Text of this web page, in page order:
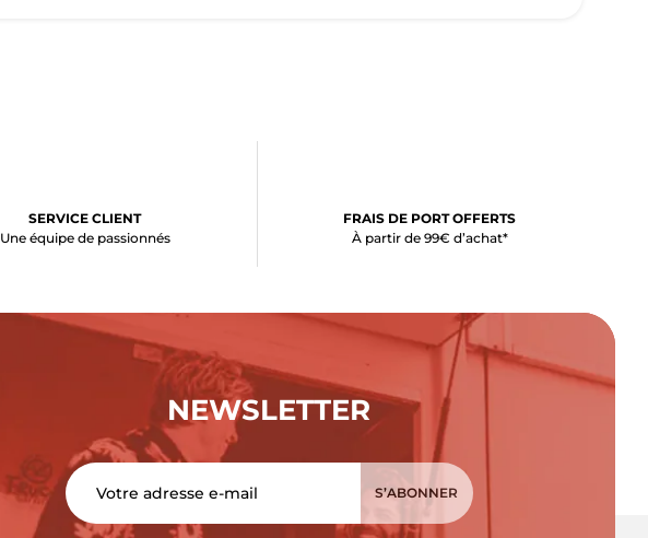
SERVICE CLIENT
Une équipe de passionnés
FRAIS DE PORT OFFERTS
À partir de 99€ d’achat*
NEWSLETTER